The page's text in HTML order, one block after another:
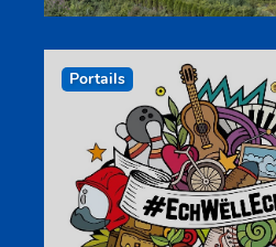
Portails